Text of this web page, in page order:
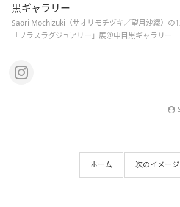
黒ギャラリー
Saori Mochizuki（サオリモチヅキ／望月沙織）の
「プラスラグジュアリー」展＠中目黒ギャラリー
ホーム 次のイメージ